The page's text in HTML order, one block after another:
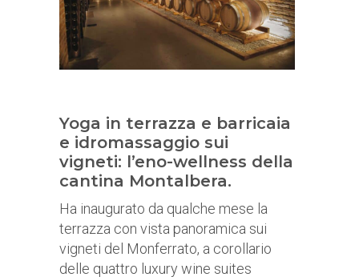
Yoga in terrazza e barricaia
e idromassaggio sui
vigneti: l’eno-wellness della
cantina Montalbera.
Ha inaugurato da qualche mese la
terrazza con vista panoramica sui
vigneti del Monferrato, a corollario
delle quattro luxury wine suites